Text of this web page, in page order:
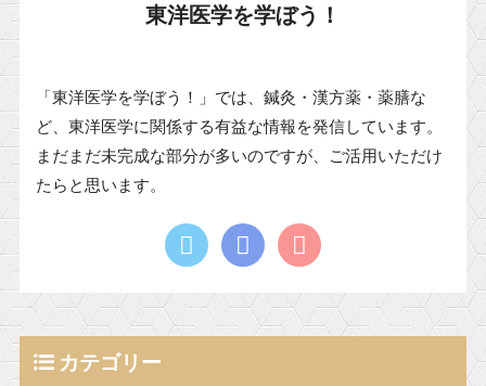
東洋医学を学ぼう！
「東洋医学を学ぼう！」では、鍼灸・漢方薬・薬膳な
ど、東洋医学に関係する有益な情報を発信しています。
まだまだ未完成な部分が多いのですが、ご活用いただけ
たらと思います。
カテゴリー